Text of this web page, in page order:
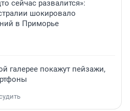
сейчас развалится»:
шокировало
в Приморье
галерее покажут пейзажи,